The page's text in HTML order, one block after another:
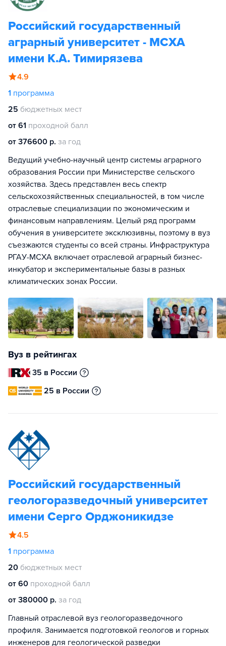
Российский государственный
аграрный университет - МСХА
имени К.А. Тимирязева
4.9
1 программа
25 бюджетных мест
от 61 проходной балл
от 376600 р. за год
Ведущий учебно-научный центр системы аграрного
образования России при Министерстве сельского
хозяйства. Здесь представлен весь спектр
сельскохозяйственных специальностей, в том числе
отраслевые специализации по экономическим и
финансовым направлениям. Целый ряд программ
обучения в университете эксклюзивны, поэтому в вуз
съезжаются студенты со всей страны. Инфраструктура
РГАУ-МСХА включает отраслевой аграрный бизнес-
инкубатор и экспериментальные базы в разных
климатических зонах России.
Вуз в рейтингах
35 в России
25 в России
Российский государственный
геологоразведочный университет
имени Серго Орджоникидзе
4.5
1 программа
20 бюджетных мест
от 60 проходной балл
от 380000 р. за год
Главный отраслевой вуз геологоразведочного
профиля. Занимается подготовкой геологов и горных
инженеров для геологической разведки